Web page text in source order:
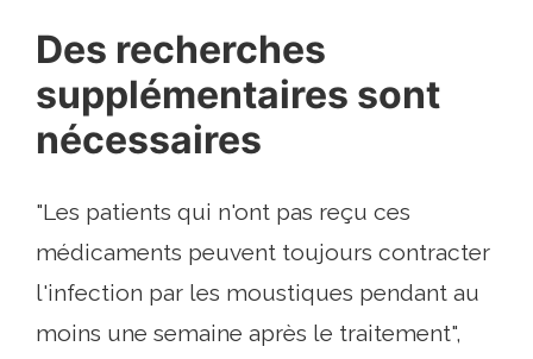
Des recherches
supplémentaires sont
nécessaires
"Les patients qui n'ont pas reçu ces
médicaments peuvent toujours contracter
l'infection par les moustiques pendant au
moins une semaine après le traitement",